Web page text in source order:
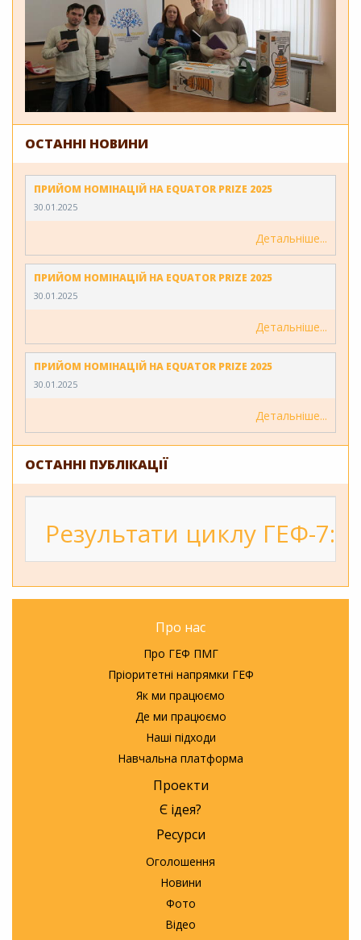
ОСТАННІ НОВИНИ
ПРИЙОМ НОМІНАЦІЙ НА EQUATOR PRIZE 2025
30.01.2025
Детальніше
ПРИЙОМ НОМІНАЦІЙ НА EQUATOR PRIZE 2025
30.01.2025
Детальніше
ПРИЙОМ НОМІНАЦІЙ НА EQUATOR PRIZE 2025
30.01.2025
Детальніше
ОСТАННІ ПУБЛІКАЦІЇ
Результати циклу ГЕФ-7:
Про нас
Про ГЕФ ПМГ
Пріоритетні напрямки ГЕФ
Як ми працюємо
Де ми працюємо
Наші підходи
Навчальна платформа
Проекти
Є ідея?
Ресурси
Оголошення
Новини
Фото
Відео